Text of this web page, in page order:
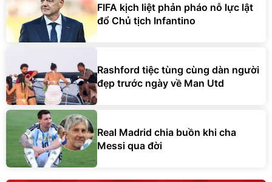
FIFA kịch liệt phản pháo nỗ lực lật
đổ Chủ tịch Infantino
Rashford tiệc tùng cùng dàn người
đẹp trước ngày về Man Utd
Real Madrid chia buồn khi cha
Messi qua đời